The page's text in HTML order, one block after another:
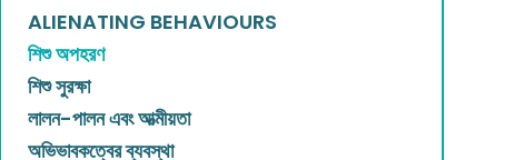
ALIENATING BEHAVIOURS
শিশু অপহরণ
শিশু সুরক্ষা
লালন-পালন এবং আত্মীয়তা
অভিভাবকত্বের ব্যবস্থা